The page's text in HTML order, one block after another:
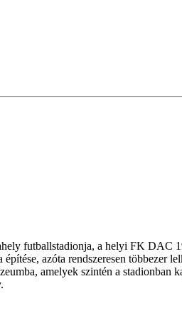
futballstadionja, a helyi FK DAC
azóta rendszeresen
amelyek szintén a stadionban